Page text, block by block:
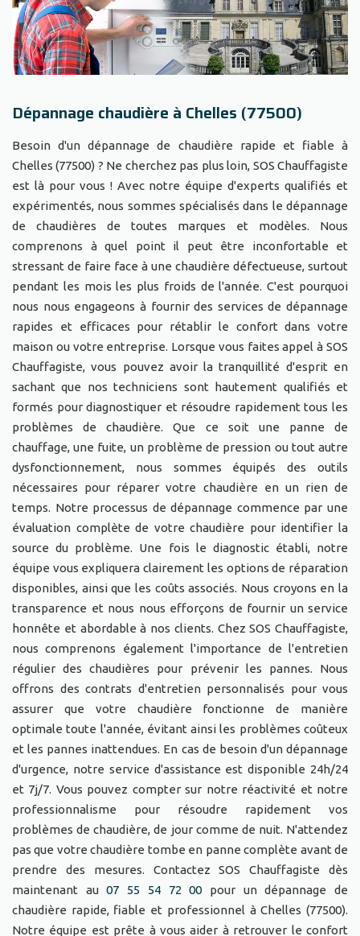
Dépannage chaudière à Chelles (77500)
Besoin d'un dépannage de chaudière rapide et fiable à
Chelles (77500) ? Ne cherchez pas plus loin, SOS Chauffagiste
est là pour vous ! Avec notre équipe d'experts qualifiés et
expérimentés, nous sommes spécialisés dans le dépannage
de chaudières de toutes marques et modèles. Nous
comprenons à quel point il peut être inconfortable et
stressant de faire face à une chaudière défectueuse, surtout
pendant les mois les plus froids de l'année. C'est pourquoi
nous nous engageons à fournir des services de dépannage
rapides et efficaces pour rétablir le confort dans votre
maison ou votre entreprise. Lorsque vous faites appel à SOS
Chauffagiste, vous pouvez avoir la tranquillité d'esprit en
sachant que nos techniciens sont hautement qualifiés et
formés pour diagnostiquer et résoudre rapidement tous les
problèmes de chaudière. Que ce soit une panne de
chauffage, une fuite, un problème de pression ou tout autre
dysfonctionnement, nous sommes équipés des outils
nécessaires pour réparer votre chaudière en un rien de
temps. Notre processus de dépannage commence par une
évaluation complète de votre chaudière pour identifier la
source du problème. Une fois le diagnostic établi, notre
équipe vous expliquera clairement les options de réparation
disponibles, ainsi que les coûts associés. Nous croyons en la
transparence et nous nous efforçons de fournir un service
honnête et abordable à nos clients. Chez SOS Chauffagiste,
nous comprenons également l'importance de l'entretien
régulier des chaudières pour prévenir les pannes. Nous
offrons des contrats d'entretien personnalisés pour vous
assurer que votre chaudière fonctionne de manière
optimale toute l'année, évitant ainsi les problèmes coûteux
et les pannes inattendues. En cas de besoin d'un dépannage
d'urgence, notre service d'assistance est disponible 24h/24
et 7j/7. Vous pouvez compter sur notre réactivité et notre
professionnalisme pour résoudre rapidement vos
problèmes de chaudière, de jour comme de nuit. N'attendez
pas que votre chaudière tombe en panne complète avant de
prendre des mesures. Contactez SOS Chauffagiste dès
maintenant au07 55 54 72 00pour un dépannage de
chaudière rapide, fiable et professionnel à Chelles (77500).
Notre équipe est prête à vous aider à retrouver le confort